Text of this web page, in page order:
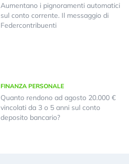
Aumentano i pignoramenti automatici
sul conto corrente. Il messaggio di
Federcontribuenti
FINANZA PERSONALE
Quanto rendono ad agosto 20.000 €
vincolati da 3 o 5 anni sul conto
deposito bancario?